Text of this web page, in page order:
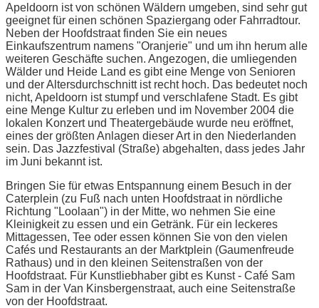
Apeldoorn ist von schönen Wäldern umgeben, sind sehr gut
geeignet für einen schönen Spaziergang oder Fahrradtour.
Neben der Hoofdstraat finden Sie ein neues
Einkaufszentrum namens "Oranjerie" und um ihn herum alle
weiteren Geschäfte suchen. Angezogen, die umliegenden
Wälder und Heide Land es gibt eine Menge von Senioren
und der Altersdurchschnitt ist recht hoch. Das bedeutet noch
nicht, Apeldoorn ist stumpf und verschlafene Stadt. Es gibt
eine Menge Kultur zu erleben und im November 2004 die
lokalen Konzert und Theatergebäude wurde neu eröffnet,
eines der größten Anlagen dieser Art in den Niederlanden
sein. Das Jazzfestival (Straße) abgehalten, dass jedes Jahr
im Juni bekannt ist.
Bringen Sie für etwas Entspannung einem Besuch in der
Caterplein (zu Fuß nach unten Hoofdstraat in nördliche
Richtung "Loolaan") in der Mitte, wo nehmen Sie eine
Kleinigkeit zu essen und ein Getränk. Für ein leckeres
Mittagessen, Tee oder essen können Sie von den vielen
Cafés und Restaurants an der Marktplein (Gaumenfreude
Rathaus) und in den kleinen Seitenstraßen von der
Hoofdstraat. Für Kunstliebhaber gibt es Kunst - Café Sam
Sam in der Van Kinsbergenstraat, auch eine Seitenstraße
von der Hoofdstraat.